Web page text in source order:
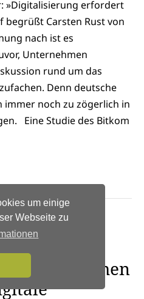
um einige
Webseite zu
»Digitalisierung erfordert
begrüßt Carsten Rust von
nach ist es
Unternehmen
rund um das
Denn deutsche
noch zu zögerlich in
Eine Studie des Bitkom
|DIGITALE
Unternehmen